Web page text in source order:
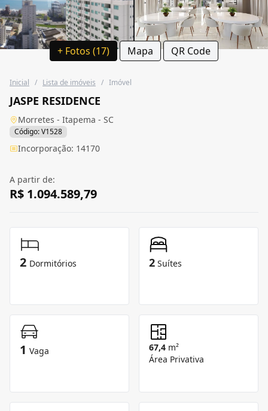
+ Fotos (17) Mapa QR Code
Inicial / Lista de imóveis / Imóvel
JASPE RESIDENCE
Morretes - Itapema - SC
Código: V1528
Incorporação: 14170
A partir de:
R$ 1.094.589,79
2 Dormitórios 2 Suítes
1 Vaga 67,4 m²
Área Privativa